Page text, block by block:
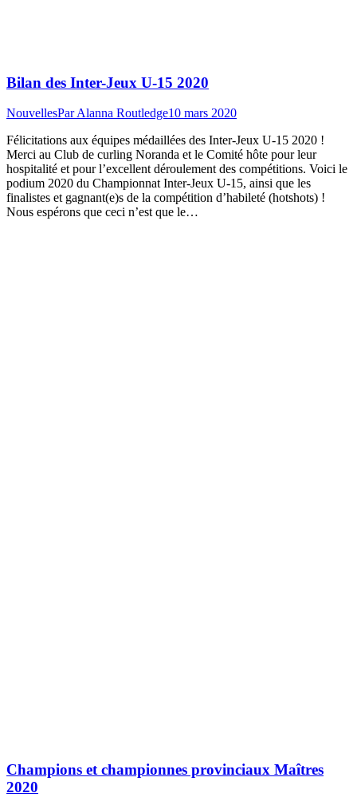
Bilan des Inter-Jeux U-15 2020
NouvellesParAlanna Routledge10 mars 2020
Félicitations aux équipes médaillées des Inter-Jeux U-15 2020 !
Merci au Club de curling Noranda et le Comité hôte pour leur
hospitalité et pour l’excellent déroulement des compétitions. Voici le
podium 2020 du Championnat Inter-Jeux U-15, ainsi que les
finalistes et gagnant(e)s de la compétition d’habileté (hotshots) !
Nous espérons que ceci n’est que le…
Champions et championnes provinciaux Maîtres
2020